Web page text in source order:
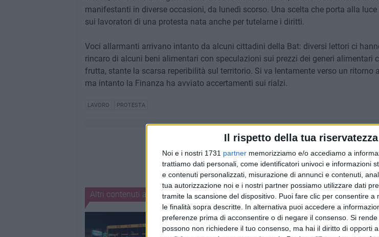
Il rispetto della tua
Noi e i nostri 1731 partner memorizziamo e/o accediamo a
trattiamo dati personali, come identificatori univoci e informazioni
e contenuti personalizzati, misurazione di annunci e contenuti,
tua autorizzazione noi e i nostri partner possiamo utilizzare dati
tramite la scansione del dispositivo. Puoi fare clic per consentire
le finalità sopra descritte. In alternativa puoi accedere a
preferenze prima di acconsentire o di negare il consenso. Si
possono non richiedere il tuo consenso, ma hai il diritto di opporti
manifestanti in diverse occasioni, da lunedì scorso. Una scelta che porta alla
sui lavoratori di una protesta nata anche per tutelarne i diritti.
Voci allarmanti arrivano intanto da alcuni cittadini della Bat: diversi lettori ci
rincaro di alcuni beni alimentari con speculazioni sui prezzi dei generi alimentari
frutta, stante la scarsa reperibilità sul territorio. Si va lentamente verso un ritorno
ma intanto la Finanza ha avviato accertamenti sui rialzi.
LAVORO PROTESTA
Altri contenuti a tema